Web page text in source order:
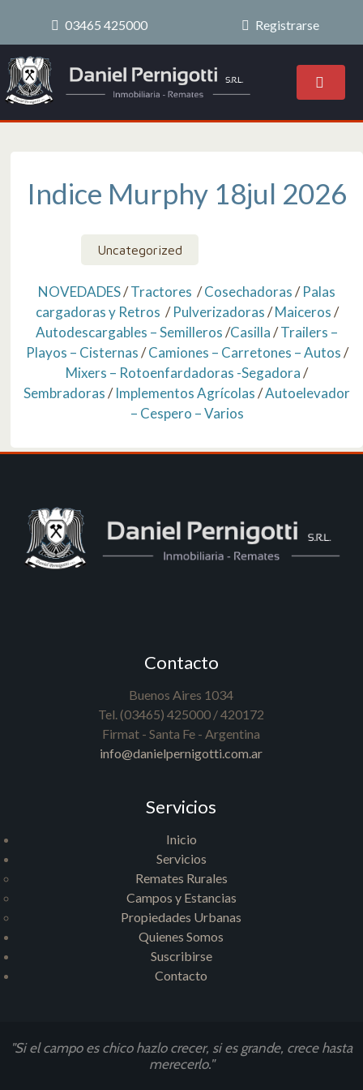
03465 425000 Registrarse
Indice Murphy 18jul 2026
Uncategorized
NOVEDADES/Tractores /Cosechadoras/Palas
cargadoras y Retros /Pulverizadoras/Maiceros/
Autodescargables – Semilleros/Casilla/Trailers –
Playos – Cisternas/Camiones – Carretones – Autos/
Mixers – Rotoenfardadoras -Segadora/
Sembradoras/Implementos Agrícolas/Autoelevador
– Cespero – Varios
Contacto
Buenos Aires 1034
Tel. (03465) 425000 / 420172
Firmat - Santa Fe - Argentina
info@danielpernigotti.com.ar
Servicios
Inicio
Servicios
Remates Rurales
Campos y Estancias
Propiedades Urbanas
Quienes Somos
Suscribirse
Contacto
"Si el campo es chico hazlo crecer, si es grande, crece hasta
merecerlo."